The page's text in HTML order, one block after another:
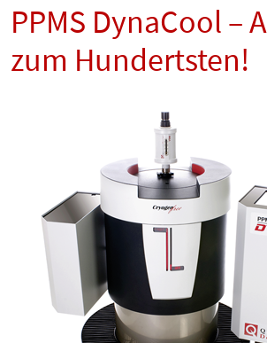
PPMS DynaCool –
zum Hundertsten!